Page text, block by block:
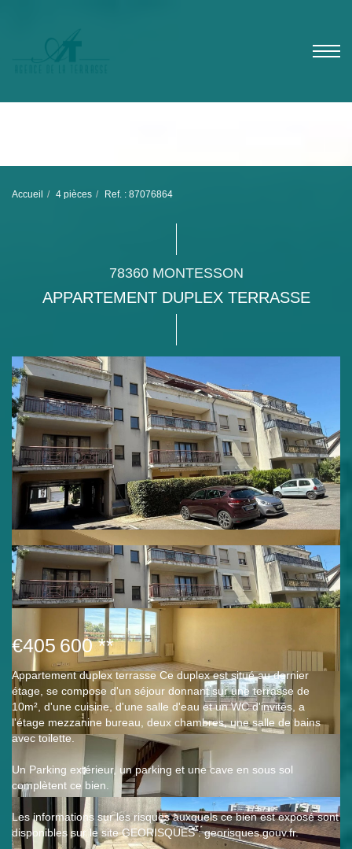
Accueil 4 pièces Ref. : 87076864
78360 MONTESSON
APPARTEMENT DUPLEX TERRASSE
€405 600 **
Appartement duplex terrasse Ce duplex est situé au dernier
étage, se compose d'un séjour donnant sur une terrasse de
10m², d'une cuisine, d'une salle d'eau et un WC d'invités, a
l'étage mezzanine bureau, deux chambres, une salle de bains
avec toilette.
Un Parking extérieur, un parking et une cave en sous sol
complètent ce bien.
Les informations sur les risques auxquels ce bien est exposé sont
disponibles sur le site GEORISQUES : georisques.gouv.fr.